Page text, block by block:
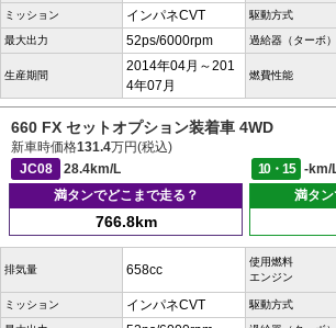
ミッション インパネCVT 駆動方式
最大出力 52ps/6000rpm 過給器（ターボ）
生産期間
2014年04月～201
4年07月
燃費性能
660 FX セットオプション装着車 4WD
新車時価格131.4万円(税込)
JC08
28.4km/L 10・15
-km/
満タンでどこまで走る？
766.8km
満タ
排気量 658cc
使用燃料
エンジン
ミッション インパネCVT 駆動方式